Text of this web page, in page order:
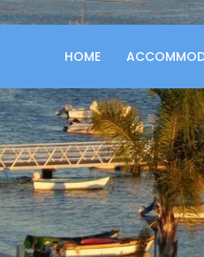
HOME
HOME
OVER